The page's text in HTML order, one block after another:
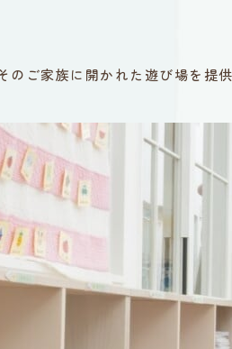
のご家族に開かれた遊び場を提